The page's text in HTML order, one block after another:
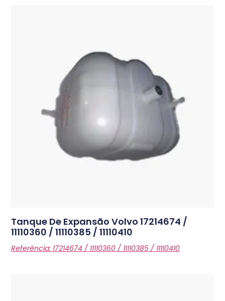
Tanque De Expansão Volvo17214674 /
11110360 / 11110385 / 11110410
Referência: 17214674 / 11110360 / 11110385 / 11110410